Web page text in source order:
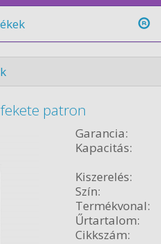
patron
Garancia:
Kapacitás:
Kiszerelés:
Szín:
Termékvonal:
Űrtartalom:
Cikkszám: